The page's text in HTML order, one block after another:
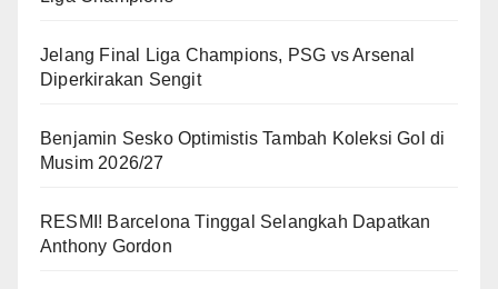
Jelang Final Liga Champions, PSG vs Arsenal
Diperkirakan Sengit
Benjamin Sesko Optimistis Tambah Koleksi Gol di
Musim 2026/27
RESMI! Barcelona Tinggal Selangkah Dapatkan
Anthony Gordon